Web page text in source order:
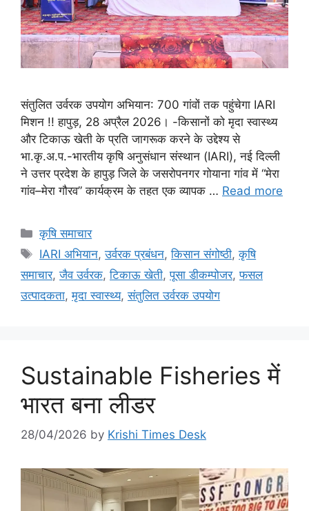
संतुलित उर्वरक उपयोग अभियान: 700 गांवों तक पहुंचेगा IARI
मिशन !! हापुड़, 28 अप्रैल 2026। -किसानों को मृदा स्वास्थ्य
और टिकाऊ खेती के प्रति जागरूक करने के उद्देश्य से
भा.कृ.अ.प.-भारतीय कृषि अनुसंधान संस्थान (IARI), नई दिल्ली
ने उत्तर प्रदेश के हापुड़ जिले के जसरोपनगर गोयाना गांव में “मेरा
गांव–मेरा गौरव” कार्यक्रम के तहत एक व्यापक … Read more
कृषि समाचार
IARI अभियान,उर्वरक प्रबंधन,किसान संगोष्ठी,कृषि
समाचार,जैव उर्वरक,टिकाऊ खेती,पूसा डीकम्पोजर,फसल
उत्पादकता,मृदा स्वास्थ्य,संतुलित उर्वरक उपयोग
Sustainable Fisheries में
भारत बना लीडर
28/04/2026 by Krishi Times Desk